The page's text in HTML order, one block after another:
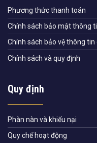
Phương thức thanh toán
Chính sách bảo mật thông
Chính sách bảo vệ thông
Chính sách và quy định
Quy định
Phàn nàn và khiếu nại
Quy chế hoạt động